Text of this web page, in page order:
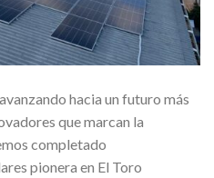
hacia un futuro más
que marcan la
completado
pionera en El Toro